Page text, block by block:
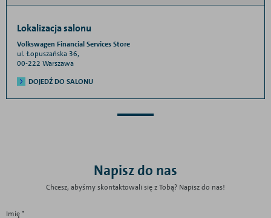
Lokalizacja salonu
Volkswagen Financial Services Store
ul. Łopuszańska 36,
00-222 Warszawa
DOJEDŹ DO SALONU
Napisz do nas
Chcesz, abyśmy skontaktowali się z Tobą? Napisz do nas!
Imię *